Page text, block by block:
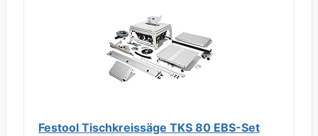
Festool Tischkreissäge TKS 80 EBS-Set